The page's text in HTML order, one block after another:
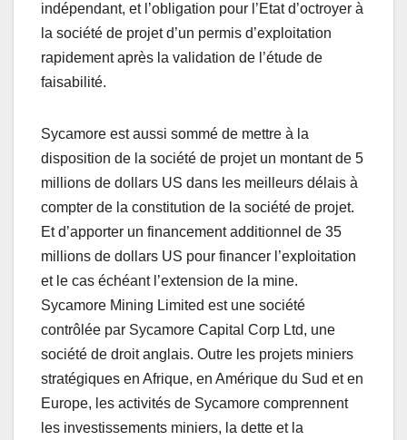
indépendant, et l’obligation pour l’Etat d’octroyer à
la société de projet d’un permis d’exploitation
rapidement après la validation de l’étude de
faisabilité.
Sycamore est aussi sommé de mettre à la
disposition de la société de projet un montant de 5
millions de dollars US dans les meilleurs délais à
compter de la constitution de la société de projet.
Et d’apporter un financement additionnel de 35
millions de dollars US pour financer l’exploitation
et le cas échéant l’extension de la mine.
Sycamore Mining Limited est une société
contrôlée par Sycamore Capital Corp Ltd, une
société de droit anglais. Outre les projets miniers
stratégiques en Afrique, en Amérique du Sud et en
Europe, les activités de Sycamore comprennent
les investissements miniers, la dette et la